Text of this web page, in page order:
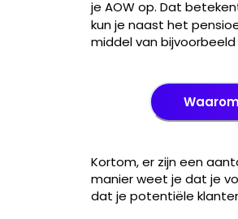
je AOW op. Dat
kun je naast het
middel van
Kortom, er zijn een
manier weet je dat je
dat je potentiële